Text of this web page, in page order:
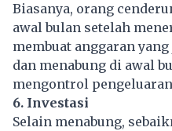
Biasanya, orang
awal bulan setelah
membuat anggaran
dan menabung di awal
mengontrol
6. Investasi
Selain menabung,